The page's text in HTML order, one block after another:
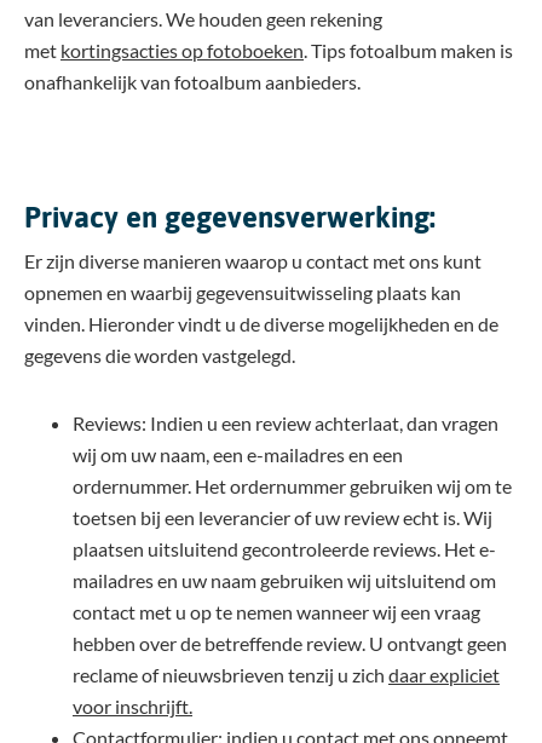
van leveranciers. We houden geen rekening
met kortingsacties op fotoboeken. Tips fotoalbum maken is
onafhankelijk van fotoalbum aanbieders.
Privacy en gegevensverwerking:
Er zijn diverse manieren waarop u contact met ons kunt
opnemen en waarbij gegevensuitwisseling plaats kan
vinden. Hieronder vindt u de diverse mogelijkheden en de
gegevens die worden vastgelegd.
Reviews: Indien u een review achterlaat, dan vragen
wij om uw naam, een e-mailadres en een
ordernummer. Het ordernummer gebruiken wij om te
toetsen bij een leverancier of uw review echt is. Wij
plaatsen uitsluitend gecontroleerde reviews. Het e-
mailadres en uw naam gebruiken wij uitsluitend om
contact met u op te nemen wanneer wij een vraag
hebben over de betreffende review. U ontvangt geen
reclame of nieuwsbrieven tenzij u zich daar expliciet
voor inschrijft.
Contactformulier: indien u contact met ons opneemt